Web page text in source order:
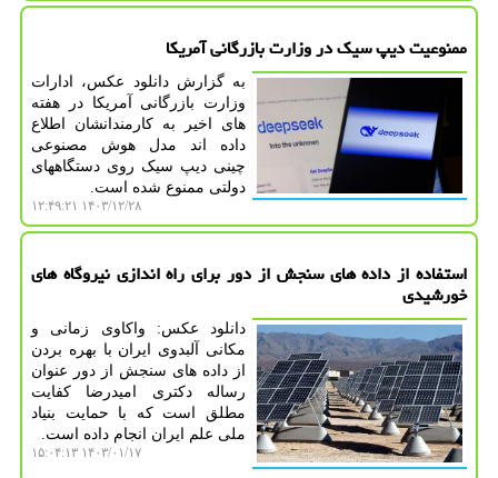
ممنوعیت دیپ سیک در وزارت بازرگانی آمریکا
به گزارش دانلود عکس، ادارات
وزارت بازرگانی آمریکا در هفته
های اخیر به کارمندانشان اطلاع
داده اند مدل هوش مصنوعی
چینی دیپ سیک روی دستگاههای
دولتی ممنوع شده است.
۱۴۰۳/۱۲/۲۸ ۱۲:۴۹:۲۱
استفاده از داده های سنجش از دور برای راه اندازی نیروگاه های
خورشیدی
دانلود عکس: واکاوی زمانی و
مکانی آلبدوی ایران با بهره بردن
از داده های سنجش از دور عنوان
رساله دکتری امیدرضا کفایت
مطلق است که با حمایت بنیاد
ملی علم ایران انجام داده است.
۱۴۰۳/۰۱/۱۷ ۱۵:۰۴:۱۳